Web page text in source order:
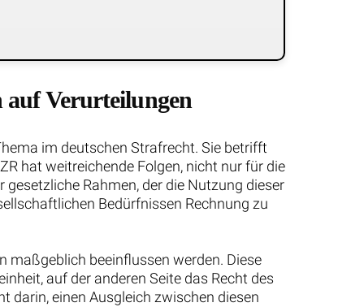
auf Verurteilungen
im deutschen Strafrecht. Sie betrifft
hat weitreichende Folgen, nicht nur für die
Rahmen, der die Nutzung dieser
Bedürfnissen Rechnung zu
maßgeblich beeinflussen werden. Diese
auf der anderen Seite das Recht des
darin, einen Ausgleich zwischen diesen